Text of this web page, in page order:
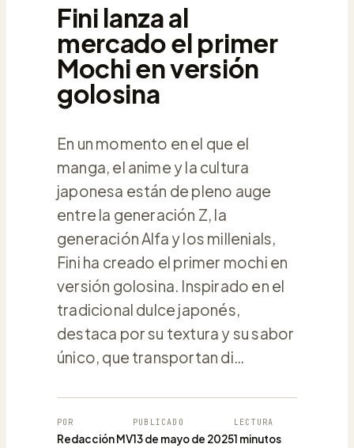
Fini lanza al
mercado el primer
Mochi en versión
golosina
En un momento en el que el
manga, el anime y la cultura
japonesa están de pleno auge
entre la generación Z, la
generación Alfa y los millenials,
Fini ha creado el primer mochi en
versión golosina. Inspirado en el
tradicional dulce japonés,
destaca por su textura y su sabor
único, que transportan di…
POR
Redacción MV
PUBLICADO
13 de mayo de 2025
LECTURA
1 minutos